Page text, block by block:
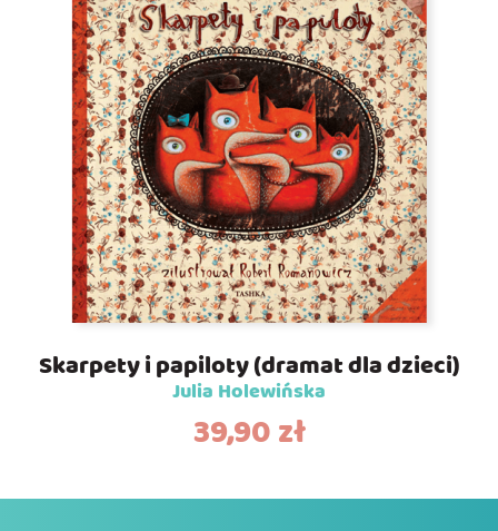
Skarpety i papiloty (dramat dla dzieci)
Julia Holewińska
39,90zł